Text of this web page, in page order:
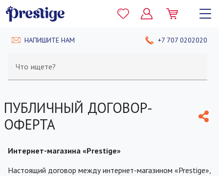
НАПИШИТЕ НАМ +7 707 0202020
Что ищете?
ПУБЛИЧНЫЙ ДОГОВОР-
ОФЕРТА
Интернет-магазина «Prestige»
Настоящий договор между интернет-магазином «Prestige»,